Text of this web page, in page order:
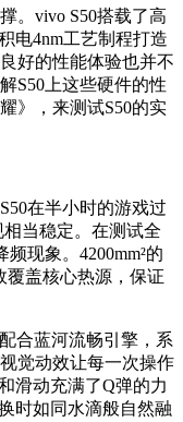
。vivo S50搭载了高
电4nm工艺制程打造
好的性能体验也并不
S50上这些硬件的性
》，来测试S50的实
在半小时的游戏过
当稳定。在测试全
现象。4200mm²的
覆盖核心热源，保证
合蓝河流畅引擎，系
觉动效让每一次操作
滑动充满了Q弹的力
时如同水滴般自然融